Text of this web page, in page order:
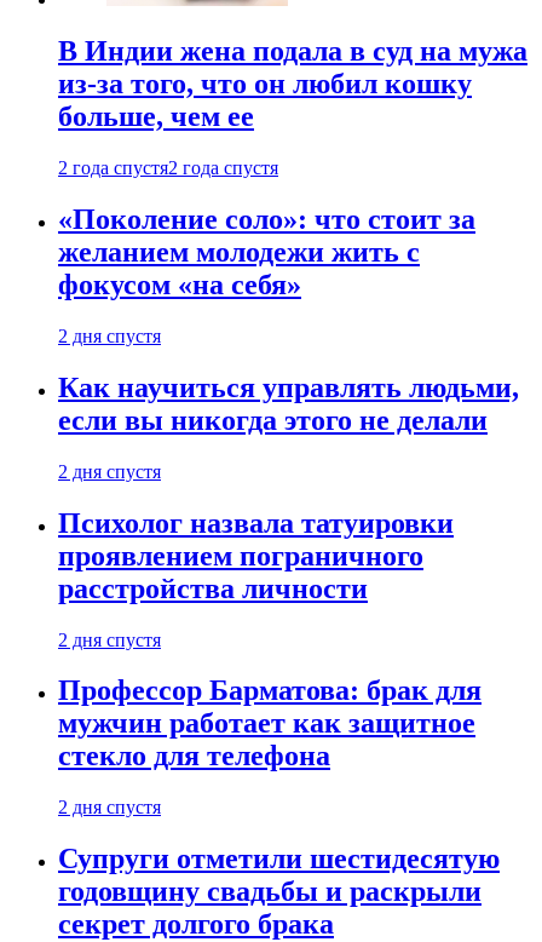
В Индии жена подала в суд на мужа
из-за того, что он любил кошку
больше, чем ее
2 года спустя2 года спустя
«Поколение соло»: что стоит за
желанием молодежи жить с
фокусом «на себя»
2 дня спустя
Как научиться управлять людьми,
если вы никогда этого не делали
2 дня спустя
Психолог назвала татуировки
проявлением пограничного
расстройства личности
2 дня спустя
Профессор Барматова: брак для
мужчин работает как защитное
стекло для телефона
2 дня спустя
Супруги отметили шестидесятую
годовщину свадьбы и раскрыли
секрет долгого брака